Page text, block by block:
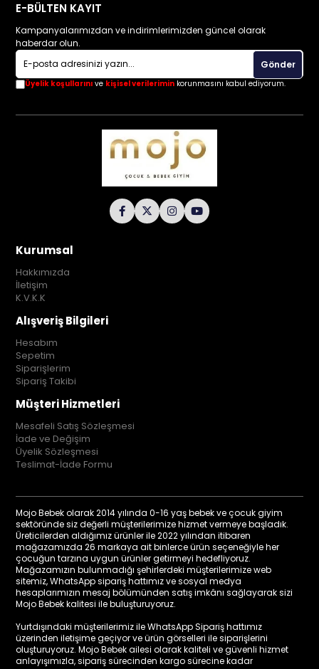
E-BÜLTEN KAYIT
Kampanyalarımızdan ve indirimlerimizden güncel olarak
haberdar olun.
Gönder
Üyelik koşullarını ve kişisel verilerimin korunmasını kabul ediyorum.
Kurumsal
Hakkımızda
İletişim
K.V.K.K
Alışveriş Bilgileri
Hesabım
Sepetim
Siparişlerim
Sipariş Takibi
Müşteri Hizmetleri
Mesafeli Satış Sözleşmesi
İade ve Değişim
Üyelik Sözleşmesi
Teslimat-İade Formu
Mojo Bebek olarak 2014 yılında 0-16 yaş bebek ve çocuk giyim
sektöründe siz değerli müşterilerimize hizmet vermeye başladık.
Üreticilerden aldığımız ürünler ile 2022 yılından itibaren
mağazamızda 26 markaya ait binlerce ürün seçeneğiyle her
çocuğun tarzına uygun ürünler getirmeyi hedefliyoruz.
Mağazamızın bulunmadığı şehirlerdeki müşterilerimize web
sitemiz, WhatsApp sipariş hattımız ve sosyal medya
hesaplarımızın mesaj bölümünden satış imkânı sağlayarak sizi
Mojo Bebek kalitesi ile buluşturuyoruz.
Yurtdışındaki müşterilerimiz ile WhatsApp Sipariş hattımız
üzerinden iletişime geçiyor ve ürün görselleri ile siparişlerini
oluşturuyoruz. Mojo Bebek ailesi olarak kaliteli ve güvenli hizmet
anlayışımızla, sipariş sürecinden kargo sürecine kadar